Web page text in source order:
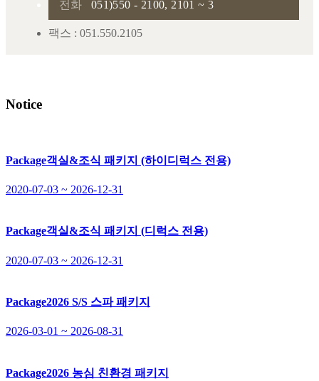
전화 051)550 - 2100, 2101 ~ 3
팩스 : 051.550.2105
Notice
Package객실&조식 패키지 (하이디럭스 전용)
2020-07-03 ~ 2026-12-31
Package객실&조식 패키지 (디럭스 전용)
2020-07-03 ~ 2026-12-31
Package2026 S/S 스파 패키지
2026-03-01 ~ 2026-08-31
Package2026 농심 친환경 패키지